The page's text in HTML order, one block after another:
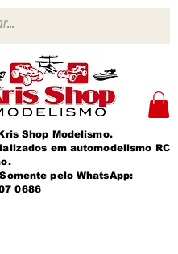
Shop Modelismo.
em automodelismo RC
pelo WhatsApp:
0686